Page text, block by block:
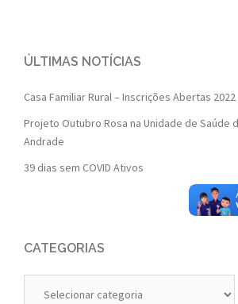
ÚLTIMAS NOTÍCIAS
Casa Familiar Rural – Inscrições Abertas 2022
Projeto Outubro Rosa na Unidade de Saúde
Andrade
39 dias sem COVID Ativos
CATEGORIAS